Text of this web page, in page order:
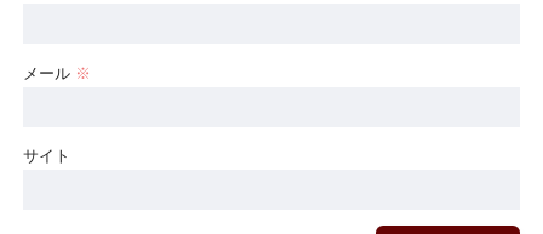
メール ※
サイト